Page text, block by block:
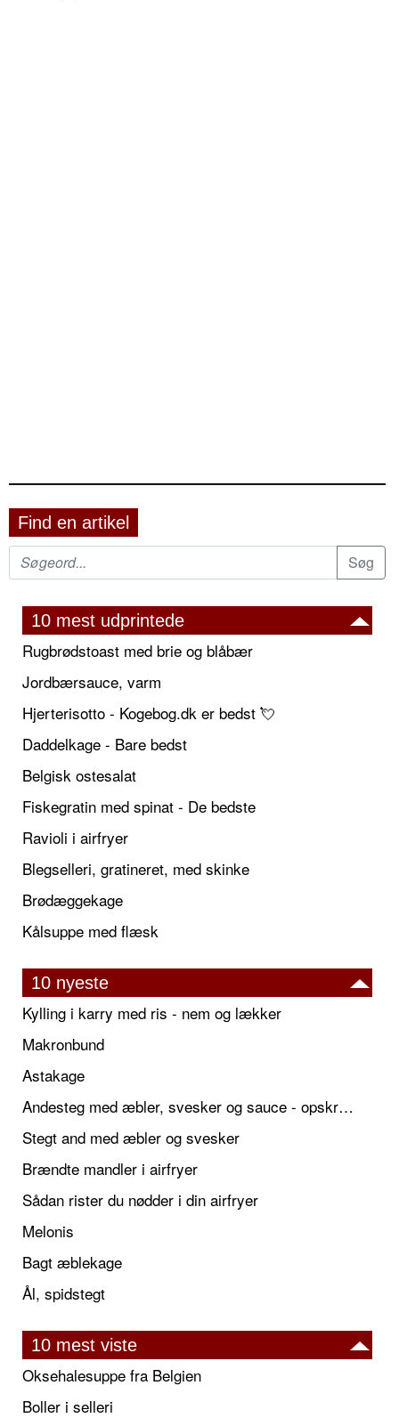
Find en artikel
10 mest udprintede
Rugbrødstoast med brie og blåbær
Jordbærsauce, varm
Hjerterisotto - Kogebog.dk er bedst 💘
Daddelkage - Bare bedst
Belgisk ostesalat
Fiskegratin med spinat - De bedste
Ravioli i airfryer
Blegselleri, gratineret, med skinke
Brødæggekage
Kålsuppe med flæsk
10 nyeste
Kylling i karry med ris - nem og lækker
Makronbund
Astakage
Andesteg med æbler, svesker og sauce - opskrift også til jul
Stegt and med æbler og svesker
Brændte mandler i airfryer
Sådan rister du nødder i din airfryer
Melonis
Bagt æblekage
Ål, spidstegt
10 mest viste
Oksehalesuppe fra Belgien
Boller i selleri